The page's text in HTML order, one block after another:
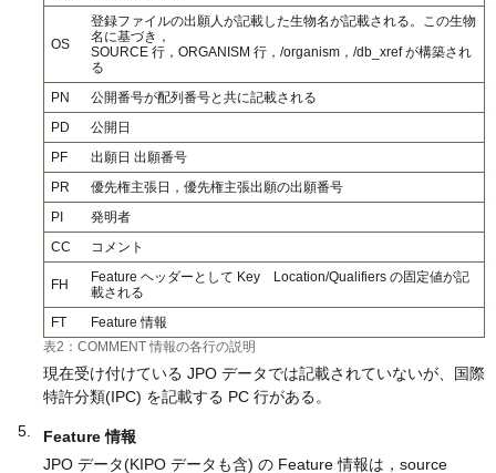
OS
登録ファイルの出願人が記載した生物名が記載される。この生物
名に基づき，
SOURCE 行，ORGANISM 行，/organism，/db_xref が構築され
る
PN
公開番号が配列番号と共に記載される
PD
公開日
PF
出願日 出願番号
PR
優先権主張日，優先権主張出願の出願番号
PI
発明者
CC
コメント
FH
Feature ヘッダーとして Key Location/Qualifiers の固定値が記
載される
FT
Feature 情報
表2：COMMENT 情報の各行の説明
現在受け付けている JPO データでは記載されていないが、国際
特許分類(IPC) を記載する PC 行がある。
Feature 情報
JPO データ(KIPO データも含) の Feature 情報は，source